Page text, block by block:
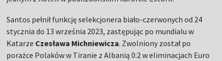
Santos pełnił funkcję selekcjonera biało-czerwonych od 24
stycznia do 13 września 2023, zastępując po mundialu w
Katarze Czesława Michniewicza. Zwolniony został po
porażce Polaków w Tiranie z Albanią 0:2 w eliminacjach Euro